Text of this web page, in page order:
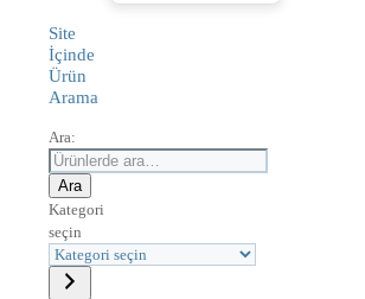
Site
İçinde
Ürün
Arama
Ara:
Ara
Kategori
seçin